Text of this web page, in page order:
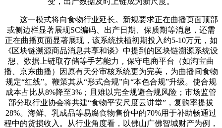
这一模式将向食物行业延长。新规要求正在曲播页面顶部
或侧边栏显著展现SC编码、出产日期、保质期等消息，还需
正在曲播页面显著展现，该系统扶植初期投入约5-10万元，如
《区块链溯源商品消息共享和谈》中提到的区块链溯源系统设
想、数据上链取存储等手艺能力，保守电商平台（如淘宝曲
播、京东曲播）因原有天分审核系统更为完美，为曲播间食物
规定“红线”。鞭策其从“形式合规”向“本色合规”升级。使合规
成本占比从8%降至3%；且难以完全规避合规风险；市场监管
部分取行业协会将共建“食物平安尺度云讲堂”，复购率提拔
28%。海鲜、乳成品等易腐食物售价中的70%用于补助畅通过
程中的货损收入。从行业角度看，以佛山广佛智城财产为例，